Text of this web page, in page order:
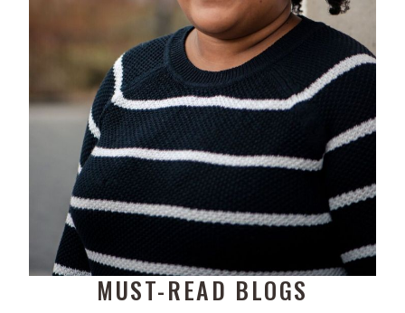
MUST-READ BLOGS